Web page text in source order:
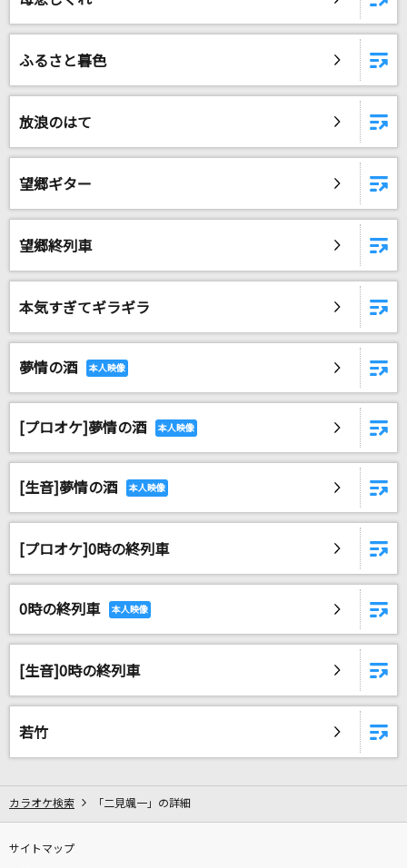
ふるさと暮色
放浪のはて
望郷ギター
望郷終列車
本気すぎてギラギラ
夢情の酒
[プロオケ]夢情の酒
[生音]夢情の酒
[プロオケ]0時の終列車
0時の終列車
[生音]0時の終列車
若竹
カラオケ検索 「二見颯一」の詳細
サイトマップ